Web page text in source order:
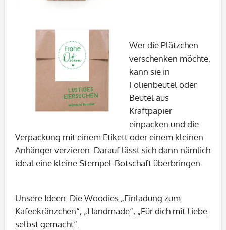
Wer die Plätzchen
verschenken möchte,
kann sie in
Folienbeutel oder
Beutel aus
Kraftpapier
einpacken und die
Verpackung mit einem Etikett oder einem kleinen
Anhänger verzieren. Darauf lässt sich dann nämlich
ideal eine kleine Stempel-Botschaft überbringen.
Unsere Ideen: DieWoodies „Einladung zum
Kafeekränzchen“, „Handmade“, „Für dich mit Liebe
selbst gemacht“.